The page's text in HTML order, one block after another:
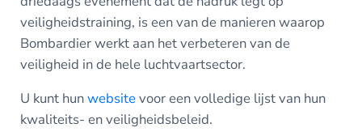
veiligheidstraining, is een van de manieren waarop
Bombardier werkt aan het verbeteren van de
veiligheid in de hele luchtvaartsector.
U kunt hunwebsitevoor een volledige lijst van hun
kwaliteits- en veiligheidsbeleid.